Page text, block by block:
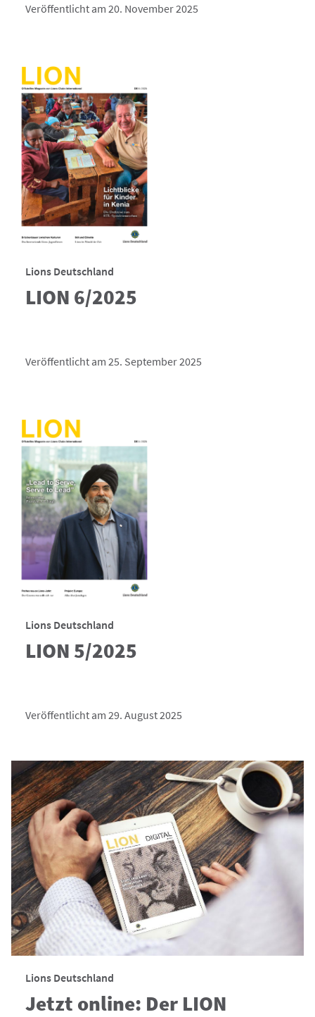
Veröffentlicht am 20. November 2025
Lions Deutschland
LION 6/2025
Veröffentlicht am 25. September 2025
Lions Deutschland
LION 5/2025
Veröffentlicht am 29. August 2025
Lions Deutschland
Jetzt online: Der LION